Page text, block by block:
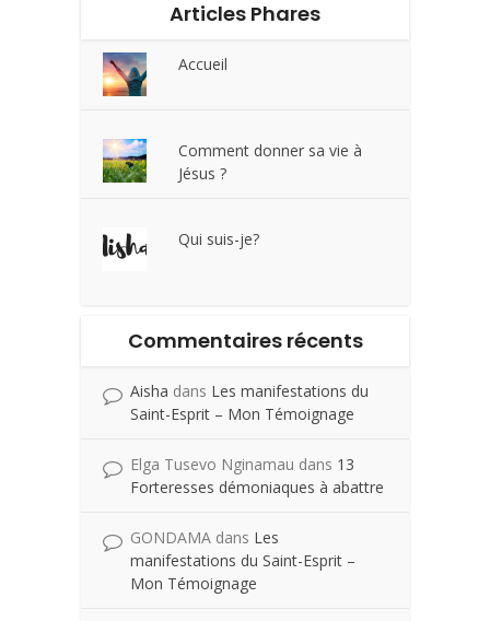
Articles Phares
Accueil
Comment donner sa vie à
Jésus ?
Qui suis-je?
Commentaires récents
Aisha dans Les manifestations du
Saint-Esprit – Mon Témoignage
Elga Tusevo Nginamau dans 13
Forteresses démoniaques à abattre
GONDAMA dans Les
manifestations du Saint-Esprit –
Mon Témoignage